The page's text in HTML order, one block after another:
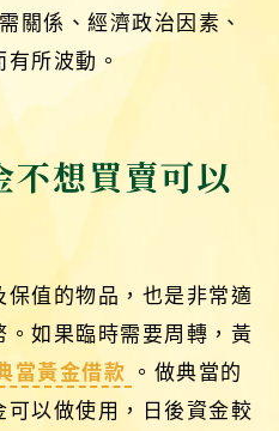
關係、經濟政治因素、
所波動。
不想買賣可以
值的物品，也是非常適
如果臨時需要周轉，黃
當黃金借款 。做典當的
以做使用，日後資金較